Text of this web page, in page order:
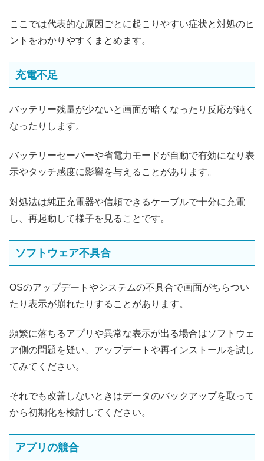
ここでは代表的な原因ごとに起こりやすい症状と対処のヒ
ントをわかりやすくまとめます。
充電不足
バッテリー残量が少ないと画面が暗くなったり反応が鈍く
なったりします。
バッテリーセーバーや省電力モードが自動で有効になり表
示やタッチ感度に影響を与えることがあります。
対処法は純正充電器や信頼できるケーブルで十分に充電
し、再起動して様子を見ることです。
ソフトウェア不具合
OSのアップデートやシステムの不具合で画面がちらつい
たり表示が崩れたりすることがあります。
頻繁に落ちるアプリや異常な表示が出る場合はソフトウェ
ア側の問題を疑い、アップデートや再インストールを試し
てみてください。
それでも改善しないときはデータのバックアップを取って
から初期化を検討してください。
アプリの競合